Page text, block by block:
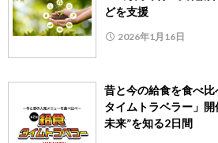
どを支援
2026年1月16日
昔と今の給食を食べ
タイムトラベラー」
未来”を知る2日間